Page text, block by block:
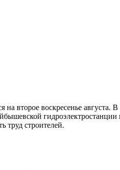
второе воскресенье
гидроэлектростанции
труд строителей.